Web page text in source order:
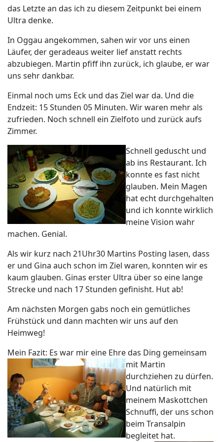
das Letzte an das ich zu diesem Zeitpunkt bei einem
Ultra denke.
In Oggau angekommen, sahen wir vor uns einen
Läufer, der geradeaus weiter lief anstatt rechts
abzubiegen. Martin pfiff ihn zurück, ich glaube, er war
uns sehr dankbar.
Einmal noch ums Eck und das Ziel war da. Und die
Endzeit: 15 Stunden 05 Minuten. Wir waren mehr als
zufrieden. Noch schnell ein Zielfoto und zurück aufs
Zimmer.
Schnell geduscht und
ab ins Restaurant. Ich
konnte es fast nicht
glauben. Mein Magen
hat echt durchgehalten
und ich konnte wirklich
meine Vision wahr
machen. Genial.
Als wir kurz nach 21Uhr30 Martins Posting lasen, dass
er und Gina auch schon im Ziel waren, konnten wir es
kaum glauben. Ginas erster Ultra über so eine lange
Strecke und nach 17 Stunden gefinisht. Hut ab!
Am nächsten Morgen gabs noch ein gemütliches
Frühstück und dann machten wir uns auf den
Heimweg!
Mein Fazit: Es war mir eine Ehre das Ding gemeinsam
mit Martin
durchziehen zu dürfen.
Und natürlich mit
meinem Maskottchen
Schnuffi, der uns schon
beim Transalpin
begleitet hat.